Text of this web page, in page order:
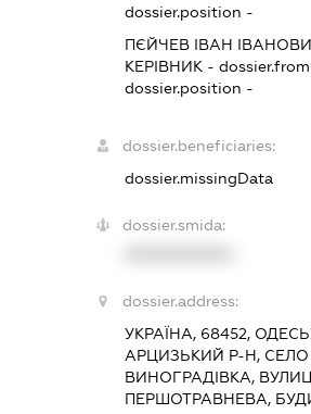
dossier.position -
ПЄЙЧЕВ ІВАН
КЕРІВНИК - dossier.from
dossier.position -
dossier.beneficiaries:
dossier.missingData
dossier.smida:
dossier.address:
УКРАЇНА, 68452,
АРЦИЗЬКИЙ Р-Н, СЕЛО
ВИНОГРАДІВКА,
ПЕРШОТРАВНЕВА,